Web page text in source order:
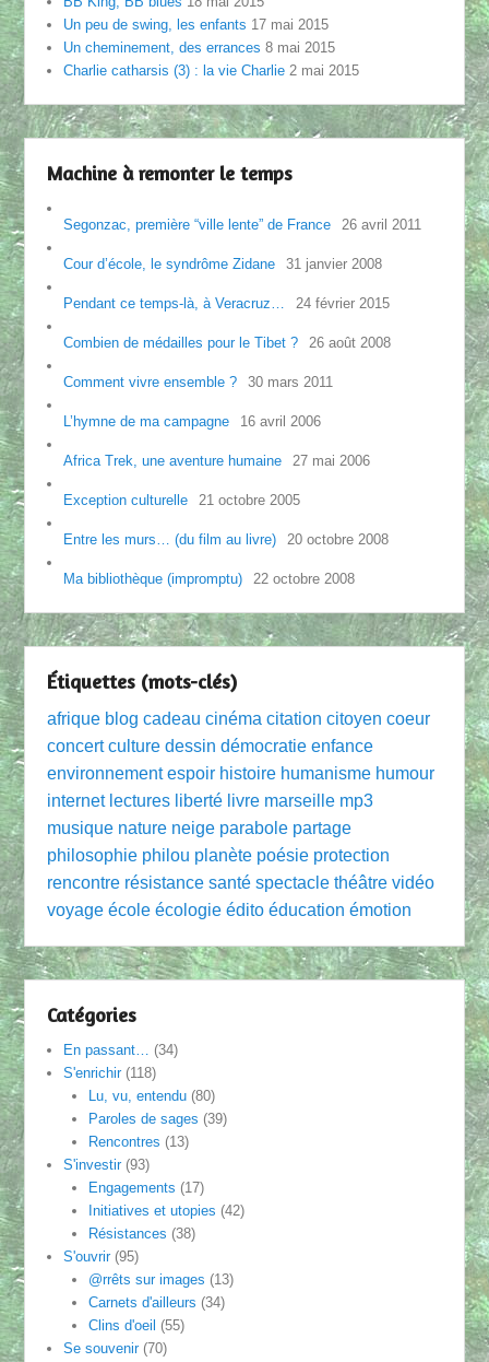
Un peu de swing, les enfants 17 mai 2015
Un cheminement, des errances 8 mai 2015
Charlie catharsis (3) : la vie Charlie 2 mai 2015
Machine à remonter le temps
Segonzac, première “ville lente” de France 26 avril 2011
Cour d’école, le syndrôme Zidane 31 janvier 2008
Pendant ce temps-là, à Veracruz… 24 février 2015
Combien de médailles pour le Tibet ? 26 août 2008
Comment vivre ensemble ? 30 mars 2011
L’hymne de ma campagne 16 avril 2006
Africa Trek, une aventure humaine 27 mai 2006
Exception culturelle 21 octobre 2005
Entre les murs… (du film au livre) 20 octobre 2008
Ma bibliothèque (impromptu) 22 octobre 2008
Étiquettes (mots-clés)
afrique blog cadeau cinéma citation citoyen coeur
concert culture dessin démocratie enfance
environnement espoir histoire humanisme humour
internet lectures liberté livre marseille mp3
musique nature neige parabole partage
philosophie philou planète poésie protection
rencontre résistance santé spectacle théâtre vidéo
voyage école écologie édito éducation émotion
Catégories
En passant… (34)
S'enrichir(118)
Lu, vu, entendu(80)
Paroles de sages (39)
Rencontres (13)
S'investir(93)
Engagements (17)
Initiatives et utopies (42)
Résistances (38)
S'ouvrir(95)
@rrêts sur images (13)
Carnets d'ailleurs (34)
Clins d'oeil (55)
Se souvenir(70)